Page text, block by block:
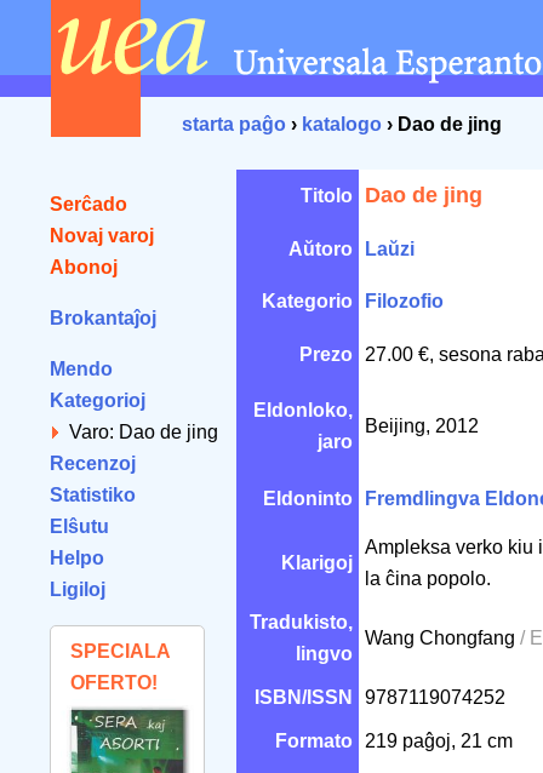
starta paĝo › katalogo › Dao de jing
Serĉado
Novaj varoj
Abonoj
Brokantaĵoj
Mendo
Kategorioj
Varo: Dao de jing
Recenzoj
Statistiko
Elŝutu
Helpo
Ligiloj
SPECIALA
OFERTO!
Titolo Dao de jing
Aŭtoro Laŭzi
Kategorio Filozofio
Prezo 27.00 €, sesona
Eldonloko,
jaro
Beijing, 2012
Eldoninto Fremdlingva
Klarigoj
Ampleksa verko kiu
la ĉina popolo.
Tradukisto,
lingvo
Wang Chongfang /
ISBN/ISSN 9787119074252
Formato 219 paĝoj, 21 cm